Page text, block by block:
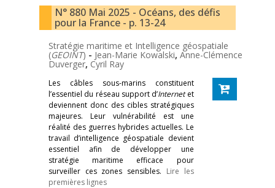
N° 880 Mai 2025 - Océans, des défis
pour la France - p. 13-24
Stratégie maritime et Intelligence géospatiale
(GEOINT) - Jean-Marie Kowalski, Anne-Clémence
Duverger, Cyril Ray
Les câbles sous-marins constituent
l’essentiel du réseau support d’Internetet
deviennent donc des cibles stratégiques
majeures. Leur vulnérabilité est une
réalité des guerres hybrides actuelles. Le
travail d’intelligence géospatiale devient
essentiel afin de développer une
stratégie maritime efficace pour
surveiller ces zones sensibles. Lire les
premières lignes